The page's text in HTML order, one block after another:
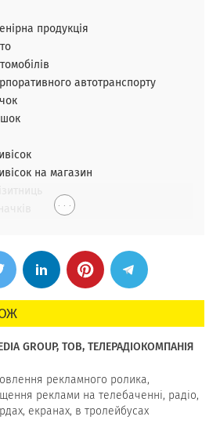
продукція
автотранспорту
на магазин
. . .
GROUP, ТОВ, ТЕЛЕРАДІОКОМПАНІЯ
рекламного ролика,
реклами на телебаченні, радіо,
екранах, в тролейбусах